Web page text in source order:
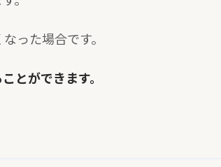
った場合です。
とができます。